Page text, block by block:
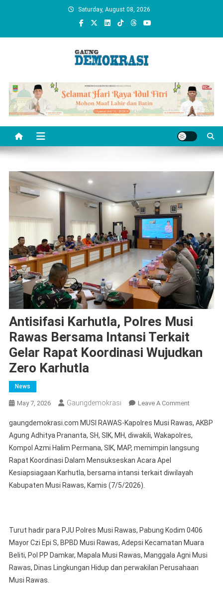
Saturday, August 08, 2026
gaungdemokrasi.com
Antisifasi Karhutla, Polres Musi
Rawas Bersama Intansi Terkait
Gelar Rapat Koordinasi Wujudkan
Zero Karhutla
News
May 7, 2026 Gaungdemokrasi Leave A CommentOn
Karhutla,
Polres
Musi
Bersama
Koordinasi
Wujudkan
Zero
gaungdemokrasi.com MUSI RAWAS-Kapolres Musi Rawas, AKBP
Agung Adhitya Prananta, SH, SIK, MH, diwakili, Wakapolres,
Kompol Azmi Halim Permana, SIK, MAP, memimpin langsung
Rapat Koordinasi Dalam Mensukseskan Acara Apel
Kesiapsiagaan Karhutla, bersama intansi terkait diwilayah
Kabupaten Musi Rawas, Kamis (7/5/2026).
Turut hadir para PJU Polres Musi Rawas, Pabung Kodim 0406
Mayor Czi Epi S, BPBD Musi Rawas, Adepsi Kecamatan Muara
Beliti, Pol PP Damkar, Mapala Musi Rawas, Manggala Agni Musi
Rawas, Dinas Lingkungan Hidup dan perwakilan Perusahaan
Musi Rawas.